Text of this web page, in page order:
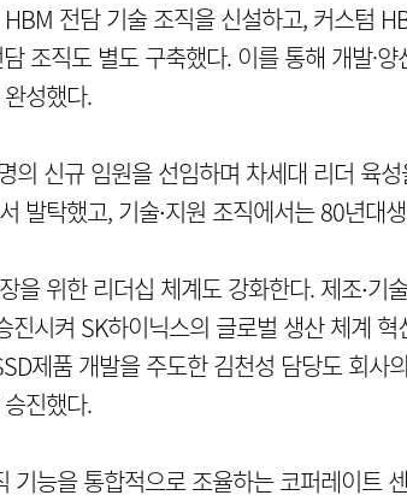
전담 기술 조직을 신설하고, 커스텀
조직도 별도 구축했다. 이를 통해 개발·
성했다.
의 신규 임원을 선임하며 차세대 리더 육
발탁했고, 기술∙지원 조직에서는 80년대
을 위한 리더십 체계도 강화한다. 제조∙기
진시켜 SK하이닉스의 글로벌 생산 체계
제품 개발을 주도한 김천성 담당도 회사
진했다.
기능을 통합적으로 조율하는 코퍼레이트